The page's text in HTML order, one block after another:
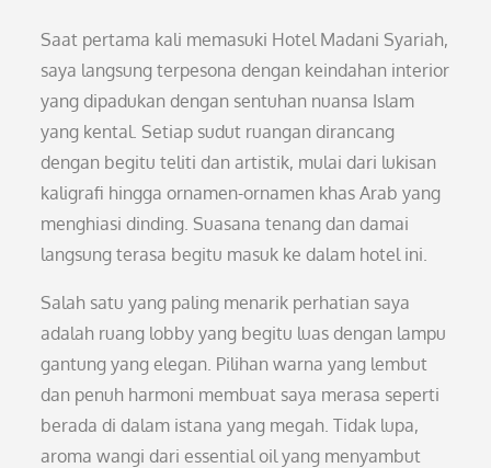
Saat pertama kali memasuki Hotel Madani Syariah,
saya langsung terpesona dengan keindahan interior
yang dipadukan dengan sentuhan nuansa Islam
yang kental. Setiap sudut ruangan dirancang
dengan begitu teliti dan artistik, mulai dari lukisan
kaligrafi hingga ornamen-ornamen khas Arab yang
menghiasi dinding. Suasana tenang dan damai
langsung terasa begitu masuk ke dalam hotel ini.
Salah satu yang paling menarik perhatian saya
adalah ruang lobby yang begitu luas dengan lampu
gantung yang elegan. Pilihan warna yang lembut
dan penuh harmoni membuat saya merasa seperti
berada di dalam istana yang megah. Tidak lupa,
aroma wangi dari essential oil yang menyambut